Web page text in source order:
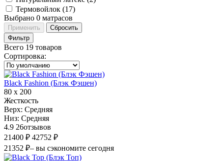
Термовойлок (17)
Выбрано 0 матрасов
Применить
Сбросить
Фильтр
Всего 19 товаров
Сортировка:
Black Fashion (Блэк Фэшен)
80 х 200
Жесткость
Верх: Средняя
Низ: Средняя
4.9 26отзывов
21400 ₽ 42752 ₽
21352 ₽– вы сэкономите сегодня